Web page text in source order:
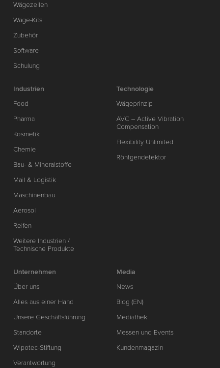
Wägezellen
Wäge-Kits
Zubehör
Software
Schulung
Industrien
Food
Pharma
Kosmetik
Chemie
Bau- & Mineralstoffe
Mail & Logistik
Maschinenbau
Aerosol
Reifen
Weitere Industrien /
Technische Produkte
Technologie
Wägeprinzip
AVC – Active Vibration
Compensation
Flexibility Unlimited
Röntgendetektor
Unternehmen
Über uns
Alles aus einer Hand
Unsere Geschäftsführung
Standorte
Wipotec-Stiftung
Verantwortung
Media
News
Blog (EN)
Mediathek
Messen und Events
Kundenmagazin